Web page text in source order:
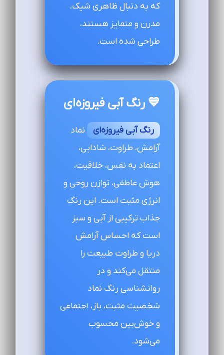
که به دنبال ظاهری شیک،
مدرن و متمایز هستند،
طراحی شده است.
💙 رنگ آبی فیروزه‌ای
رنگ آبی فیروزه‌ای
نماد
آرامش، طراوت، شادابی،
اعتماد به نفس، خلاقیت،
هوش عاطفی، توازن روحی و
انرژی مثبت است. این رنگ
جذاب ترکیبی از آبی و سبز
است که احساس آرامش
دریا و طراوت طبیعت را
منتقل می‌کند و در
روانشناسی رنگ نماد
شخصیت مثبت، باز، اجتماعی
و خوش‌بین محسوب
می‌شود.